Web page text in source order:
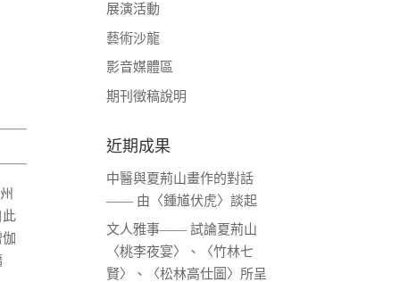
此
展演活動
藝術沙龍
影音媒體區
期刊徵稿說明
近期成果
中醫與夏荊山畫作的對話
—— 由〈鍾馗伏虎〉談起
文人雅事—— 試論夏荊山
〈桃李夜宴〉、〈竹林七
賢〉、〈松林高仕圖〉所呈